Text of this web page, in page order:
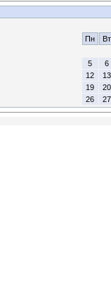
Пн Вт
5
6
12
13
19
20
26
27